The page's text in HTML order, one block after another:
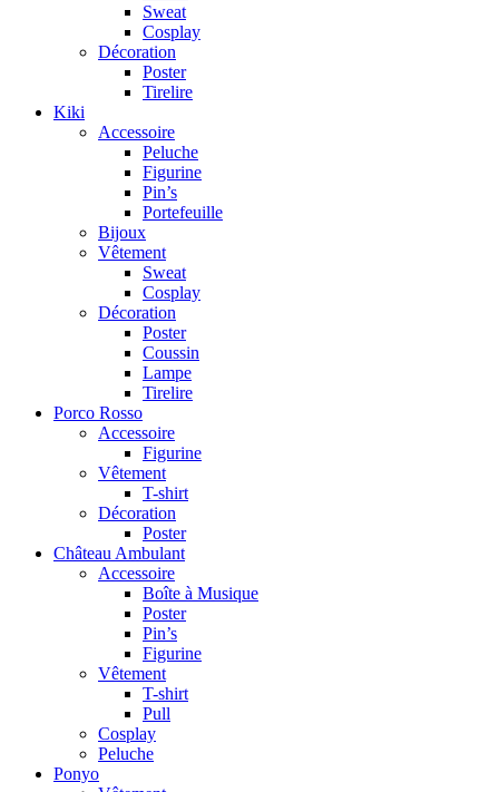
Sweat
Cosplay
Décoration
Poster
Tirelire
Kiki
Accessoire
Peluche
Figurine
Pin’s
Portefeuille
Bijoux
Vêtement
Sweat
Cosplay
Décoration
Poster
Coussin
Lampe
Tirelire
Porco Rosso
Accessoire
Figurine
Vêtement
T-shirt
Décoration
Poster
Château Ambulant
Accessoire
Boîte à Musique
Poster
Pin’s
Figurine
Vêtement
T-shirt
Pull
Cosplay
Peluche
Ponyo